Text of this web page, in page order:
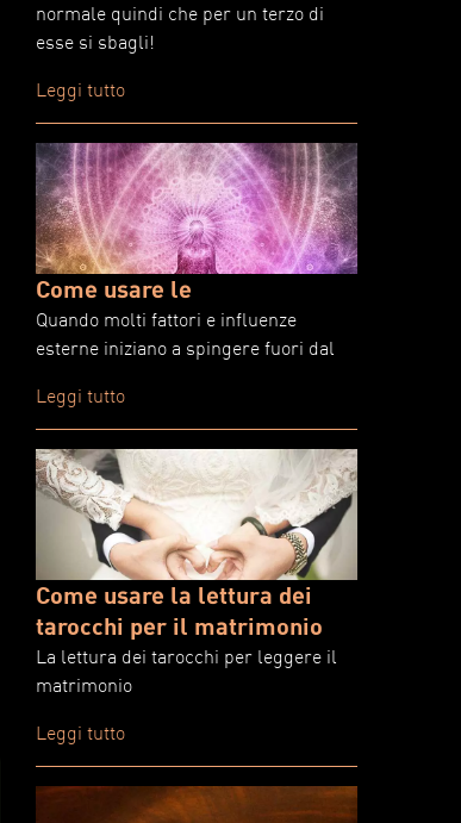
normale quindi che per un terzo di
esse si sbagli!
Leggi tutto
Come usare le
Quando molti fattori e influenze
esterne iniziano a spingere fuori dal
Leggi tutto
Come usare la lettura dei
tarocchi per il matrimonio
La lettura dei tarocchi per leggere il
matrimonio
Leggi tutto